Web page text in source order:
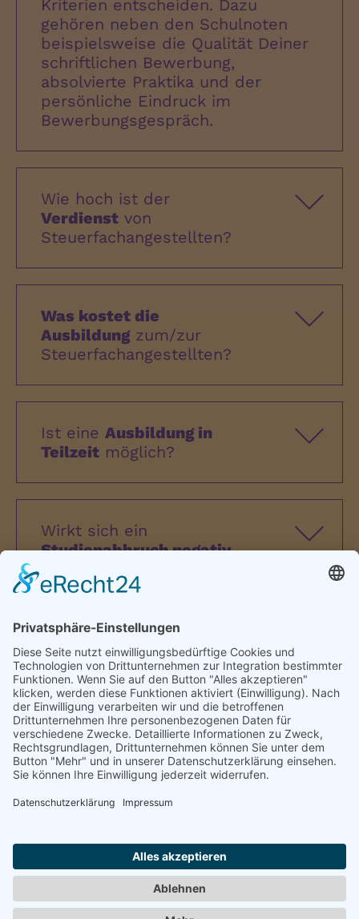
Kriterien entscheiden. Dazu
gehören neben den Schulnoten
beispielsweise die Qualität Deiner
schriftlichen Bewerbung,
absolvierte Praktika und der
persönliche Eindruck im
Bewerbungsgespräch.
Wie hoch ist der
Verdienst von
Steuerfachangestellten?
Was kostet die
Ausbildung zum/zur
Steuerfachangestellten?
Ist eine Ausbildung in
Teilzeit möglich?
Wirkt sich ein
Studienabbruch negativ
eine Ausbildung zum/zur
aus?
Zu den FAQs
Datenschutz